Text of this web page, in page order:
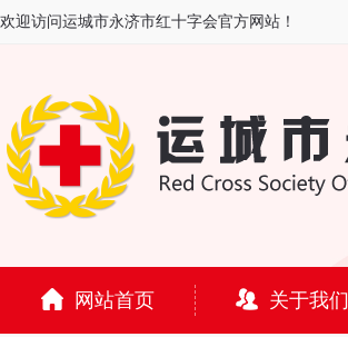
欢迎访问运城市永济市红十字会官方网站！
网站首页 关于我们